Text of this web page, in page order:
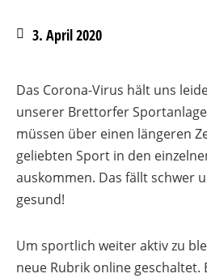
3. April 2020
Das Corona-Virus hält uns
unserer Brettorfer
müssen über einen längeren
geliebten Sport in den
auskommen. Das fällt schwer
gesund!
Um sportlich weiter aktiv zu
neue Rubrik online geschaltet.